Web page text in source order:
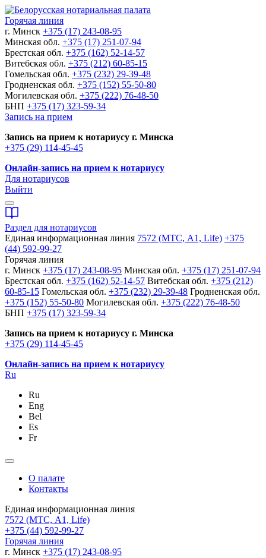
Горячая линия
г. Минск +375 (17) 243-08-95
Минская обл. +375 (17) 251-07-94
Брестская обл. +375 (162) 52-14-57
Витебская обл. +375 (212) 60-85-15
Гомельская обл. +375 (232) 29-39-48
Гродненская обл. +375 (152) 55-50-80
Могилевская обл. +375 (222) 76-48-50
БНП +375 (17) 323-59-34
Запись на прием
Запись на прием к нотариусу г. Минска
+375 (29) 114-45-45
Онлайн-запись на прием к нотариусу
Для нотариусов
Выйти
Раздел для нотариусов
Единая информационная линия 7572 (МТС, A1, Life) +375
(44) 592-99-27
Горячая линия
г. Минск +375 (17) 243-08-95 Минская обл. +375 (17) 251-07-94
Брестская обл. +375 (162) 52-14-57 Витебская обл. +375 (212)
60-85-15 Гомельская обл. +375 (232) 29-39-48 Гродненская обл.
+375 (152) 55-50-80 Могилевская обл. +375 (222) 76-48-50
БНП +375 (17) 323-59-34
Запись на прием к нотариусу г. Минска
+375 (29) 114-45-45
Онлайн-запись на прием к нотариусу
Ru
Ru
Eng
Bel
Es
Fr
О палате
Контакты
Единая информационная линия
7572 (МТС, A1, Life)
+375 (44) 592-99-27
Горячая линия
г. Минск +375 (17) 243-08-95